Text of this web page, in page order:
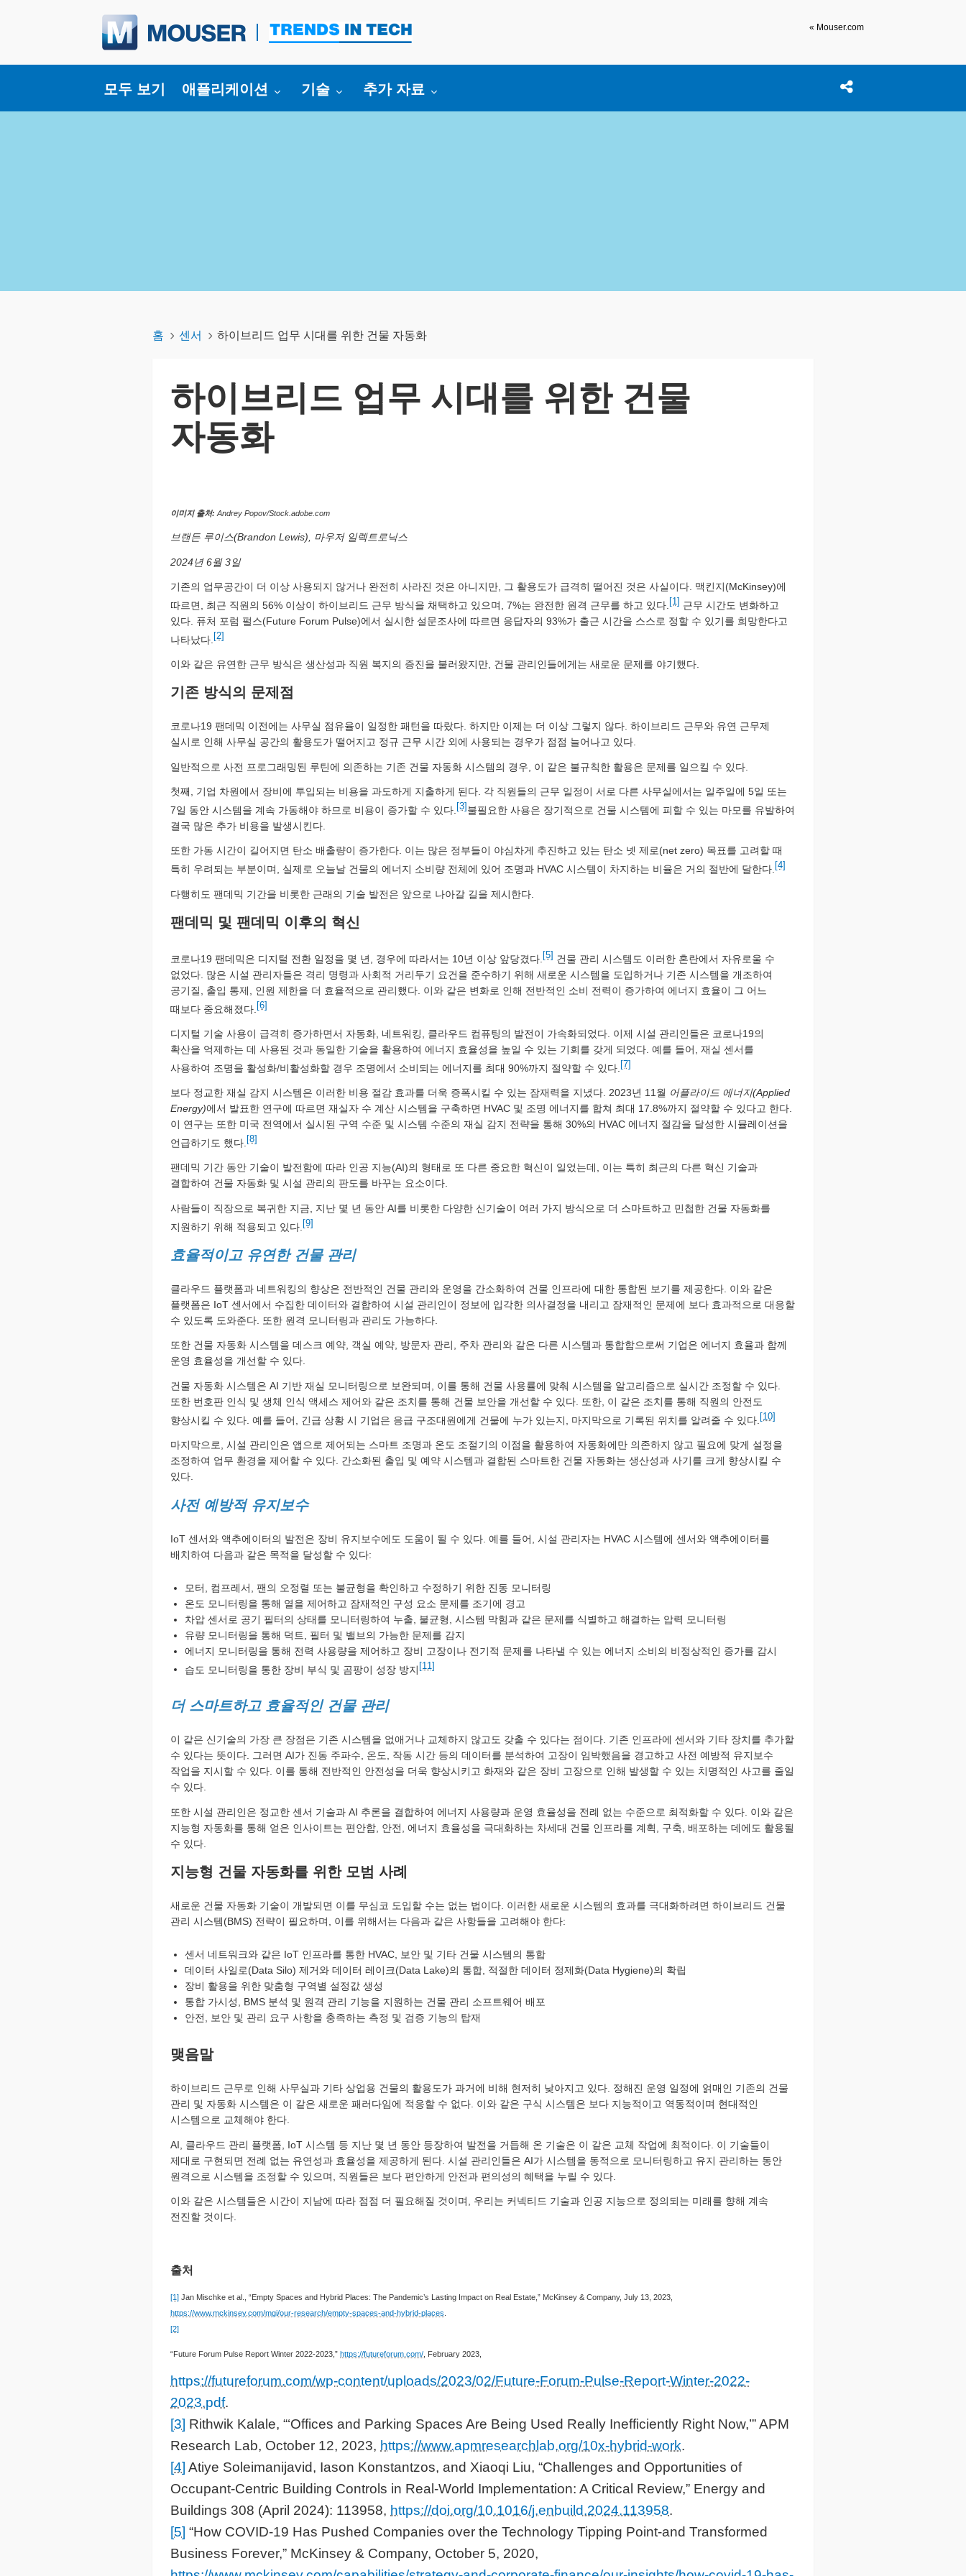
« Mouser.com
모두 보기 Toggle submenu for:
애플리케이션 Toggle submenu for:
기술 Toggle submenu for:
추가 자료 Open search box
이 포스트 공유하기
홈 센서 하이브리드 업무 시대를 위한 건물 자동화
하이브리드 업무 시대를 위한 건물
자동화
이미지 출처: Andrey Popov/Stock.adobe.com
브랜든 루이스(Brandon Lewis), 마우저 일렉트로닉스
2024년 6월 3일
기존의 업무공간이 더 이상 사용되지 않거나 완전히 사라진 것은 아니지만, 그 활용도가 급격히 떨어진 것은 사실이다. 맥킨지(McKinsey)에
따르면, 최근 직원의 56% 이상이 하이브리드 근무 방식을 채택하고 있으며, 7%는 완전한 원격 근무를 하고 있다. [1] 근무 시간도 변화하고
있다. 퓨처 포럼 펄스(Future Forum Pulse)에서 실시한 설문조사에 따르면 응답자의 93%가 출근 시간을 스스로 정할 수 있기를 희망한다고
나타났다. [2]
이와 같은 유연한 근무 방식은 생산성과 직원 복지의 증진을 불러왔지만, 건물 관리인들에게는 새로운 문제를 야기했다.
기존 방식의 문제점
코로나19 팬데믹 이전에는 사무실 점유율이 일정한 패턴을 따랐다. 하지만 이제는 더 이상 그렇지 않다. 하이브리드 근무와 유연 근무제
실시로 인해 사무실 공간의 활용도가 떨어지고 정규 근무 시간 외에 사용되는 경우가 점점 늘어나고 있다.
일반적으로 사전 프로그래밍된 루틴에 의존하는 기존 건물 자동화 시스템의 경우, 이 같은 불규칙한 활용은 문제를 일으킬 수 있다.
첫째, 기업 차원에서 장비에 투입되는 비용을 과도하게 지출하게 된다. 각 직원들의 근무 일정이 서로 다른 사무실에서는 일주일에 5일 또는
7일 동안 시스템을 계속 가동해야 하므로 비용이 증가할 수 있다. [3] 불필요한 사용은 장기적으로 건물 시스템에 피할 수 있는 마모를 유발하여
결국 많은 추가 비용을 발생시킨다.
또한 가동 시간이 길어지면 탄소 배출량이 증가한다. 이는 많은 정부들이 야심차게 추진하고 있는 탄소 넷 제로(net zero) 목표를 고려할 때
특히 우려되는 부분이며, 실제로 오늘날 건물의 에너지 소비량 전체에 있어 조명과 HVAC 시스템이 차지하는 비율은 거의 절반에 달한다. [4]
다행히도 팬데믹 기간을 비롯한 근래의 기술 발전은 앞으로 나아갈 길을 제시한다.
팬데믹 및 팬데믹 이후의 혁신
코로나19 팬데믹은 디지털 전환 일정을 몇 년, 경우에 따라서는 10년 이상 앞당겼다. [5] 건물 관리 시스템도 이러한 혼란에서 자유로울 수
없었다. 많은 시설 관리자들은 격리 명령과 사회적 거리두기 요건을 준수하기 위해 새로운 시스템을 도입하거나 기존 시스템을 개조하여
공기질, 출입 통제, 인원 제한을 더 효율적으로 관리했다. 이와 같은 변화로 인해 전반적인 소비 전력이 증가하여 에너지 효율이 그 어느
때보다 중요해졌다. [6]
디지털 기술 사용이 급격히 증가하면서 자동화, 네트워킹, 클라우드 컴퓨팅의 발전이 가속화되었다. 이제 시설 관리인들은 코로나19의
확산을 억제하는 데 사용된 것과 동일한 기술을 활용하여 에너지 효율성을 높일 수 있는 기회를 갖게 되었다. 예를 들어, 재실 센서를
사용하여 조명을 활성화/비활성화할 경우 조명에서 소비되는 에너지를 최대 90%까지 절약할 수 있다. [7]
보다 정교한 재실 감지 시스템은 이러한 비용 절감 효과를 더욱 증폭시킬 수 있는 잠재력을 지녔다. 2023년 11월 어플라이드 에너지(Applied
Energy)에서 발표한 연구에 따르면 재실자 수 계산 시스템을 구축하면 HVAC 및 조명 에너지를 합쳐 최대 17.8%까지 절약할 수 있다고 한다.
이 연구는 또한 미국 전역에서 실시된 구역 수준 및 시스템 수준의 재실 감지 전략을 통해 30%의 HVAC 에너지 절감을 달성한 시뮬레이션을
언급하기도 했다. [8]
팬데믹 기간 동안 기술이 발전함에 따라 인공 지능(AI)의 형태로 또 다른 중요한 혁신이 일었는데, 이는 특히 최근의 다른 혁신 기술과
결합하여 건물 자동화 및 시설 관리의 판도를 바꾸는 요소이다.
사람들이 직장으로 복귀한 지금, 지난 몇 년 동안 AI를 비롯한 다양한 신기술이 여러 가지 방식으로 더 스마트하고 민첩한 건물 자동화를
지원하기 위해 적용되고 있다. [9]
효율적이고 유연한 건물 관리
클라우드 플랫폼과 네트워킹의 향상은 전반적인 건물 관리와 운영을 간소화하여 건물 인프라에 대한 통합된 보기를 제공한다. 이와 같은
플랫폼은 IoT 센서에서 수집한 데이터와 결합하여 시설 관리인이 정보에 입각한 의사결정을 내리고 잠재적인 문제에 보다 효과적으로 대응할
수 있도록 도와준다. 또한 원격 모니터링과 관리도 가능하다.
또한 건물 자동화 시스템을 데스크 예약, 객실 예약, 방문자 관리, 주차 관리와 같은 다른 시스템과 통합함으로써 기업은 에너지 효율과 함께
운영 효율성을 개선할 수 있다.
건물 자동화 시스템은 AI 기반 재실 모니터링으로 보완되며, 이를 통해 건물 사용률에 맞춰 시스템을 알고리즘으로 실시간 조정할 수 있다.
또한 번호판 인식 및 생체 인식 액세스 제어와 같은 조치를 통해 건물 보안을 개선할 수 있다. 또한, 이 같은 조치를 통해 직원의 안전도
향상시킬 수 있다. 예를 들어, 긴급 상황 시 기업은 응급 구조대원에게 건물에 누가 있는지, 마지막으로 기록된 위치를 알려줄 수 있다. [10]
마지막으로, 시설 관리인은 앱으로 제어되는 스마트 조명과 온도 조절기의 이점을 활용하여 자동화에만 의존하지 않고 필요에 맞게 설정을
조정하여 업무 환경을 제어할 수 있다. 간소화된 출입 및 예약 시스템과 결합된 스마트한 건물 자동화는 생산성과 사기를 크게 향상시킬 수
있다.
사전 예방적 유지보수
IoT 센서와 액추에이터의 발전은 장비 유지보수에도 도움이 될 수 있다. 예를 들어, 시설 관리자는 HVAC 시스템에 센서와 액추에이터를
배치하여 다음과 같은 목적을 달성할 수 있다:
모터, 컴프레서, 팬의 오정렬 또는 불균형을 확인하고 수정하기 위한 진동 모니터링
온도 모니터링을 통해 열을 제어하고 잠재적인 구성 요소 문제를 조기에 경고
차압 센서로 공기 필터의 상태를 모니터링하여 누출, 불균형, 시스템 막힘과 같은 문제를 식별하고 해결하는 압력 모니터링
유량 모니터링을 통해 덕트, 필터 및 밸브의 가능한 문제를 감지
에너지 모니터링을 통해 전력 사용량을 제어하고 장비 고장이나 전기적 문제를 나타낼 수 있는 에너지 소비의 비정상적인 증가를 감시
습도 모니터링을 통한 장비 부식 및 곰팡이 성장 방지 [11]
더 스마트하고 효율적인 건물 관리
이 같은 신기술의 가장 큰 장점은 기존 시스템을 없애거나 교체하지 않고도 갖출 수 있다는 점이다. 기존 인프라에 센서와 기타 장치를 추가할
수 있다는 뜻이다. 그러면 AI가 진동 주파수, 온도, 작동 시간 등의 데이터를 분석하여 고장이 임박했음을 경고하고 사전 예방적 유지보수
작업을 지시할 수 있다. 이를 통해 전반적인 안전성을 더욱 향상시키고 화재와 같은 장비 고장으로 인해 발생할 수 있는 치명적인 사고를 줄일
수 있다.
또한 시설 관리인은 정교한 센서 기술과 AI 추론을 결합하여 에너지 사용량과 운영 효율성을 전례 없는 수준으로 최적화할 수 있다. 이와 같은
지능형 자동화를 통해 얻은 인사이트는 편안함, 안전, 에너지 효율성을 극대화하는 차세대 건물 인프라를 계획, 구축, 배포하는 데에도 활용될
수 있다.
지능형 건물 자동화를 위한 모범 사례
새로운 건물 자동화 기술이 개발되면 이를 무심코 도입할 수는 없는 법이다. 이러한 새로운 시스템의 효과를 극대화하려면 하이브리드 건물
관리 시스템(BMS) 전략이 필요하며, 이를 위해서는 다음과 같은 사항들을 고려해야 한다:
센서 네트워크와 같은 IoT 인프라를 통한 HVAC, 보안 및 기타 건물 시스템의 통합
데이터 사일로(Data Silo) 제거와 데이터 레이크(Data Lake)의 통합, 적절한 데이터 정제화(Data Hygiene)의 확립
장비 활용을 위한 맞춤형 구역별 설정값 생성
통합 가시성, BMS 분석 및 원격 관리 기능을 지원하는 건물 관리 소프트웨어 배포
안전, 보안 및 관리 요구 사항을 충족하는 측정 및 검증 기능의 탑재
맺음말
하이브리드 근무로 인해 사무실과 기타 상업용 건물의 활용도가 과거에 비해 현저히 낮아지고 있다. 정해진 운영 일정에 얽매인 기존의 건물
관리 및 자동화 시스템은 이 같은 새로운 패러다임에 적응할 수 없다. 이와 같은 구식 시스템은 보다 지능적이고 역동적이며 현대적인
시스템으로 교체해야 한다.
AI, 클라우드 관리 플랫폼, IoT 시스템 등 지난 몇 년 동안 등장하여 발전을 거듭해 온 기술은 이 같은 교체 작업에 최적이다. 이 기술들이
제대로 구현되면 전례 없는 유연성과 효율성을 제공하게 된다. 시설 관리인들은 AI가 시스템을 동적으로 모니터링하고 유지 관리하는 동안
원격으로 시스템을 조정할 수 있으며, 직원들은 보다 편안하게 안전과 편의성의 혜택을 누릴 수 있다.
이와 같은 시스템들은 시간이 지남에 따라 점점 더 필요해질 것이며, 우리는 커넥티드 기술과 인공 지능으로 정의되는 미래를 향해 계속
전진할 것이다.
출처
[1] Jan Mischke et al., “Empty Spaces and Hybrid Places: The Pandemic’s Lasting Impact on Real Estate,” McKinsey & Company, July 13, 2023,
https://www.mckinsey.com/mgi/our-research/empty-spaces-and-hybrid-places
[2]
“Future Forum Pulse Report Winter 2022-2023,” https://futureforum.com/ , February 2023,
https://futureforum.com/wp-content/uploads/2023/02/Future-Forum-Pulse-Report-Winter-2022-
2023.pdf.
[3] Rithwik Kalale, “‘Offices and Parking Spaces Are Being Used Really Inefficiently Right Now,’” APM
Research Lab, October 12, 2023, https://www.apmresearchlab.org/10x-hybrid-work.
[4] Atiye Soleimanijavid, Iason Konstantzos, and Xiaoqi Liu, “Challenges and Opportunities of
Occupant-Centric Building Controls in Real-World Implementation: A Critical Review,” Energy and
Buildings 308 (April 2024): 113958, https://doi.org/10.1016/j.enbuild.2024.113958.
[5] “How COVID-19 Has Pushed Companies over the Technology Tipping Point-and Transformed
Business Forever,” McKinsey & Company, October 5, 2020,